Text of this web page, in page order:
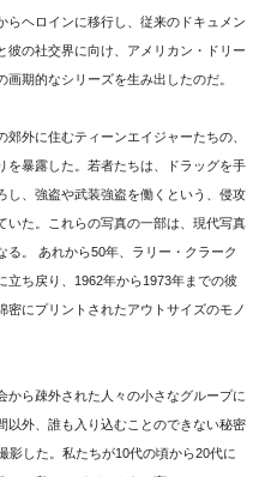
らヘロインに移行し、従来のドキュメン
彼の社交界に向け、アメリカン・ドリー
期的なシリーズを生み出したのだ。
外に住むティーンエイジャーたちの、
を暴露した。若者たちは、ドラッグを手
し、強盗や武装強盗を働くという、侵攻
いた。これらの写真の一部は、現代写真
。 あれから50年、ラリー・クラーク
立ち戻り、1962年から1973年までの彼
にプリントされたアウトサイズのモノ
から疎外された人々の小さなグループに
以外、誰も入り込むことのできない秘密
影した。私たちが10代の頃から20代に